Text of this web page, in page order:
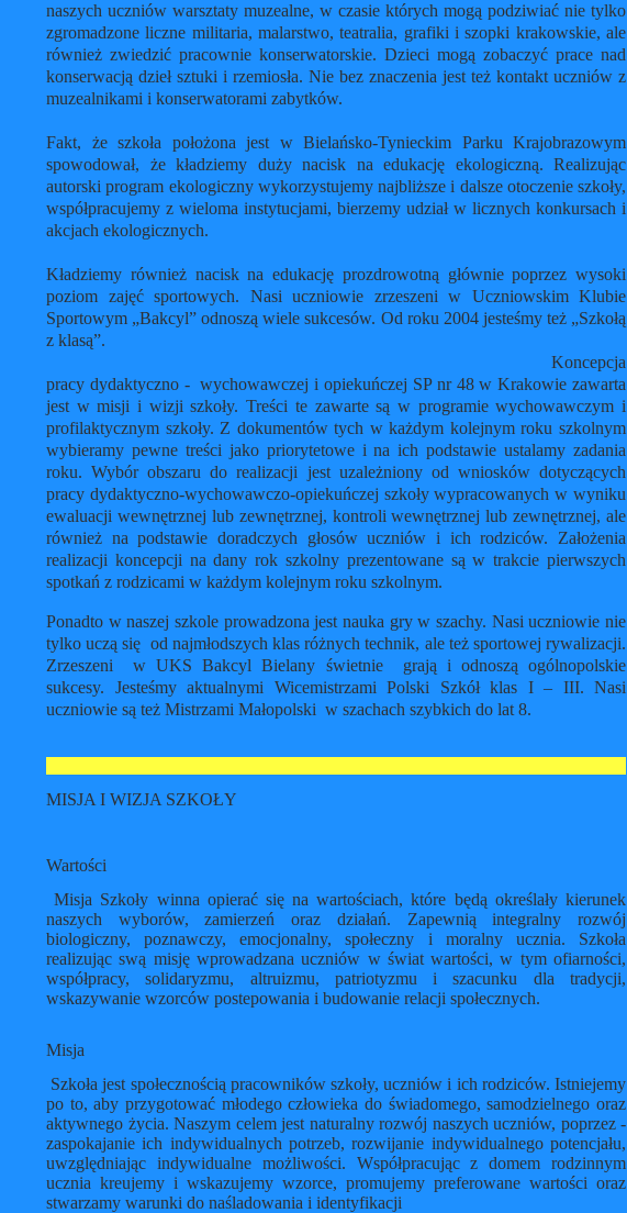
naszych uczniów warsztaty muzealne, w czasie których mogą podziwiać nie tylko
zgromadzone liczne militaria, malarstwo, teatralia, grafiki i szopki krakowskie, ale
również zwiedzić pracownie konserwatorskie. Dzieci mogą zobaczyć prace nad
konserwacją dzieł sztuki i rzemiosła. Nie bez znaczenia jest też kontakt uczniów z
muzealnikami i konserwatorami zabytków.
Fakt, że szkoła położona jest w Bielańsko-Tynieckim Parku Krajobrazowym
spowodował, że kładziemy duży nacisk na edukację ekologiczną. Realizując
autorski program ekologiczny wykorzystujemy najbliższe i dalsze otoczenie szkoły,
współpracujemy z wieloma instytucjami, bierzemy udział w licznych konkursach i
akcjach ekologicznych.
Kładziemy również nacisk na edukację prozdrowotną głównie poprzez wysoki
poziom zajęć sportowych. Nasi uczniowie zrzeszeni w Uczniowskim Klubie
Sportowym „Bakcyl” odnoszą wiele sukcesów. Od roku 2004 jesteśmy też „Szkołą
z klasą”.
Koncepcja
pracy dydaktyczno - wychowawczej i opiekuńczej SP nr 48 w Krakowie zawarta
jest w misji i wizji szkoły. Treści te zawarte są w programie wychowawczym i
profilaktycznym szkoły. Z dokumentów tych w każdym kolejnym roku szkolnym
wybieramy pewne treści jako priorytetowe i na ich podstawie ustalamy zadania
roku. Wybór obszaru do realizacji jest uzależniony od wniosków dotyczących
pracy dydaktyczno-wychowawczo-opiekuńczej szkoły wypracowanych w wyniku
ewaluacji wewnętrznej lub zewnętrznej, kontroli wewnętrznej lub zewnętrznej, ale
również na podstawie doradczych głosów uczniów i ich rodziców.
Założenia
realizacji koncepcji na dany rok szkolny prezentowane są w trakcie pierwszych
spotkań z rodzicami w każdym kolejnym roku szkolnym.
Ponadto w naszej szkole prowadzona jest nauka gry w szachy. Nasi uczniowie nie
tylko uczą się od najmłodszych klas różnych technik, ale też sportowej rywalizacji.
Zrzeszeni w UKS Bakcyl Bielany świetnie grają i odnoszą ogólnopolskie
sukcesy. Jesteśmy aktualnymi Wicemistrzami Polski Szkół klas I – III. Nasi
uczniowie są też Mistrzami Małopolski w szachach szybkich do lat 8.
MISJA I WIZJA SZKOŁY
Wartości
Misja Szkoły winna opierać się na wartościach, które będą określały kierunek
naszych wyborów, zamierzeń oraz działań. Zapewnią integralny rozwój
biologiczny, poznawczy, emocjonalny, społeczny i moralny ucznia. Szkoła
realizując swą misję wprowadzana uczniów w świat wartości, w tym ofiarności,
współpracy, solidaryzmu, altruizmu, patriotyzmu i szacunku dla tradycji,
wskazywanie wzorców postepowania i budowanie relacji społecznych.
Misja
Szkoła jest społecznością pracowników szkoły, uczniów i ich rodziców. Istniejemy
po to, aby przygotować młodego człowieka do świadomego, samodzielnego oraz
aktywnego życia. Naszym celem jest naturalny rozwój naszych uczniów, poprzez -
zaspokajanie ich indywidualnych potrzeb, rozwijanie indywidualnego potencjału,
uwzględniając indywidualne możliwości. Współpracując z domem rodzinnym
ucznia kreujemy i wskazujemy wzorce, promujemy preferowane wartości oraz
stwarzamy warunki do naśladowania i identyfikacji